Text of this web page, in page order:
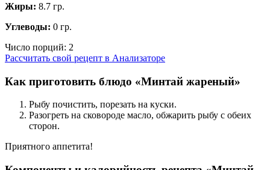
Жиры: 8.7 гр.
Углеводы: 0 гр.
Число порций: 2
Рассчитать свой рецепт в Анализаторе
Как приготовить блюдо «Минтай жареный»
Рыбу почистить, порезать на куски.
Разогреть на сковороде масло, обжарить рыбу с обеих
сторон.
Приятного аппетита!